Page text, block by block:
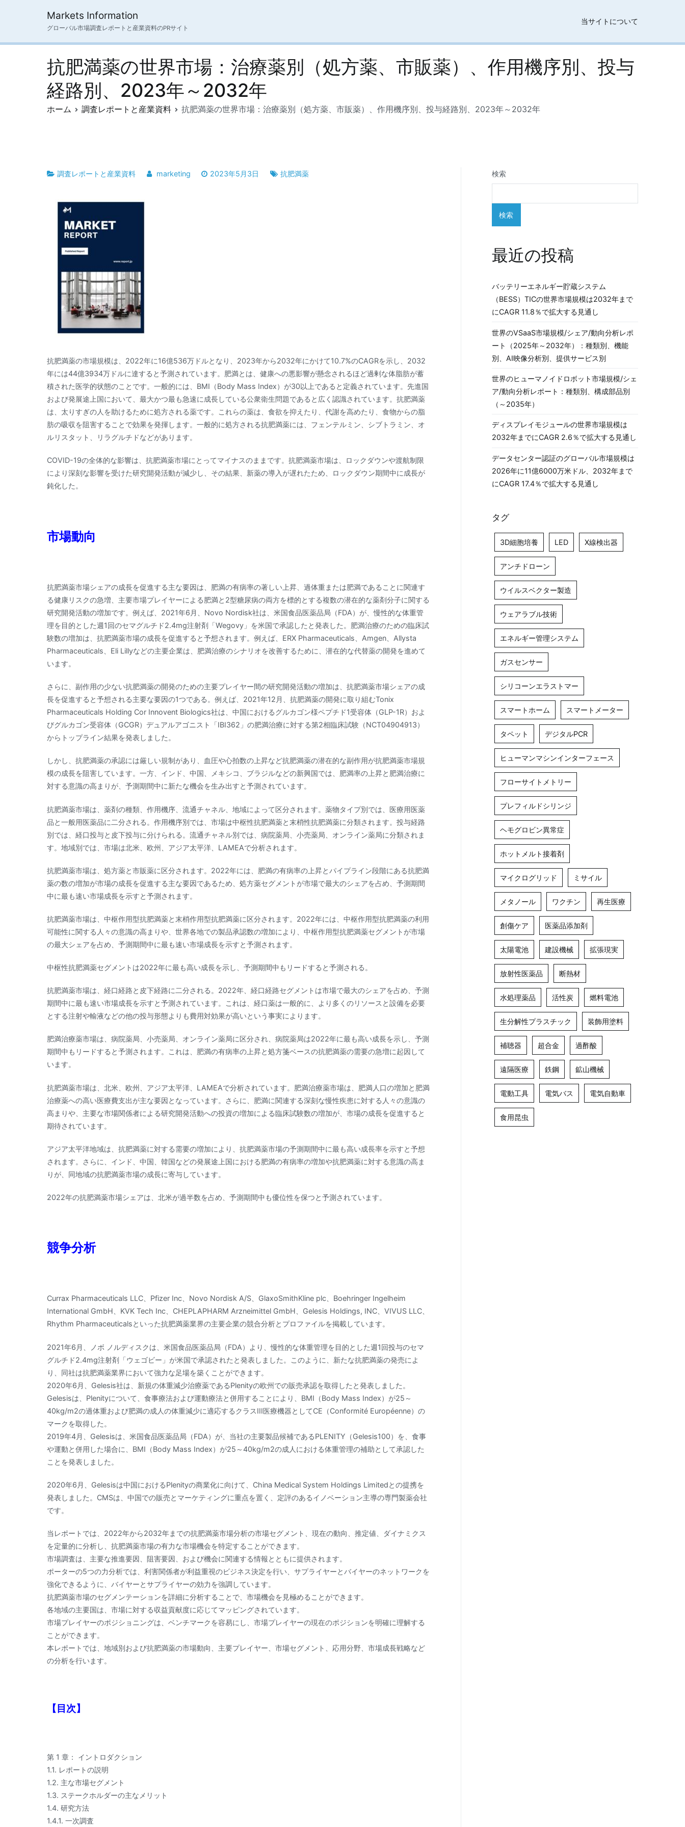
ス
Markets Information
グローバル市場調査レポートと産業資料のPRサイト
当サイトについて
抗肥満薬の世界市場：治療薬別（処方薬、市販薬）、作用機序別、投与
経路別、2023年～2032年
ホーム 調査レポートと産業資料 抗肥満薬の世界市場：治療薬別（処方薬、市販薬）、作用機序別、投与経路別、2023年～2032年
調査レポートと産業資料 marketing 2023年5月3日 抗肥満薬
抗肥満薬の市場規模は、2022年に16億536万ドルとなり、2023年から2032年にかけて10.7%のCAGRを示し、2032
年には44億3934万ドルに達すると予測されています。肥満とは、健康への悪影響が懸念されるほど過剰な体脂肪が蓄
積された医学的状態のことです。一般的には、BMI（Body Mass Index）が30以上であると定義されています。先進国
および発展途上国において、最大かつ最も急速に成長している公衆衛生問題であると広く認識されています。抗肥満薬
は、太りすぎの人を助けるために処方される薬です。これらの薬は、食欲を抑えたり、代謝を高めたり、食物からの脂
肪の吸収を阻害することで効果を発揮します。一般的に処方される抗肥満薬には、フェンテルミン、シブトラミン、オ
ルリスタット、リラグルチドなどがあります。
COVID-19の全体的な影響は、抗肥満薬市場にとってマイナスのままです。抗肥満薬市場は、ロックダウンや渡航制限
により深刻な影響を受けた研究開発活動が減少し、その結果、新薬の導入が遅れたため、ロックダウン期間中に成長が
鈍化した。
市場動向
抗肥満薬市場シェアの成長を促進する主な要因は、肥満の有病率の著しい上昇、過体重または肥満であることに関連す
る健康リスクの急増、主要市場プレイヤーによる肥満と2型糖尿病の両方を標的とする複数の潜在的な薬剤分子に関する
研究開発活動の増加です。例えば、2021年6月、Novo Nordisk社は、米国食品医薬品局（FDA）が、慢性的な体重管
理を目的とした週1回のセマグルチド2.4mg注射剤「Wegovy」を米国で承認したと発表した。肥満治療のための臨床試
験数の増加は、抗肥満薬市場の成長を促進すると予想されます。例えば、ERX Pharmaceuticals、Amgen、Allysta
Pharmaceuticals、Eli Lillyなどの主要企業は、肥満治療のシナリオを改善するために、潜在的な代替薬の開発を進めて
います。
さらに、副作用の少ない抗肥満薬の開発のための主要プレイヤー間の研究開発活動の増加は、抗肥満薬市場シェアの成
長を促進すると予想される主要な要因の1つである。例えば、2021年12月、抗肥満薬の開発に取り組むTonix
Pharmaceuticals Holding Cor Innovent Biologics社は、中国におけるグルカゴン様ペプチド1受容体（GLP-1R）およ
びグルカゴン受容体（GCGR）デュアルアゴニスト「IBI362」の肥満治療に対する第2相臨床試験（NCT04904913）
からトップライン結果を発表しました。
しかし、抗肥満薬の承認には厳しい規制があり、血圧や心拍数の上昇など抗肥満薬の潜在的な副作用が抗肥満薬市場規
模の成長を阻害しています。一方、インド、中国、メキシコ、ブラジルなどの新興国では、肥満率の上昇と肥満治療に
対する意識の高まりが、予測期間中に新たな機会を生み出すと予測されています。
抗肥満薬市場は、薬剤の種類、作用機序、流通チャネル、地域によって区分されます。薬物タイプ別では、医療用医薬
品と一般用医薬品に二分される。作用機序別では、市場は中枢性抗肥満薬と末梢性抗肥満薬に分類されます。投与経路
別では、経口投与と皮下投与に分けられる。流通チャネル別では、病院薬局、小売薬局、オンライン薬局に分類されま
す。地域別では、市場は北米、欧州、アジア太平洋、LAMEAで分析されます。
抗肥満薬市場は、処方薬と市販薬に区分されます。2022年には、肥満の有病率の上昇とパイプライン段階にある抗肥満
薬の数の増加が市場の成長を促進する主な要因であるため、処方薬セグメントが市場で最大のシェアを占め、予測期間
中に最も速い市場成長を示すと予測されます。
抗肥満薬市場は、中枢作用型抗肥満薬と末梢作用型抗肥満薬に区分されます。2022年には、中枢作用型抗肥満薬の利用
可能性に関する人々の意識の高まりや、世界各地での製品承認数の増加により、中枢作用型抗肥満薬セグメントが市場
の最大シェアを占め、予測期間中に最も速い市場成長を示すと予測されます。
中枢性抗肥満薬セグメントは2022年に最も高い成長を示し、予測期間中もリードすると予測される。
抗肥満薬市場は、経口経路と皮下経路に二分される。2022年、経口経路セグメントは市場で最大のシェアを占め、予測
期間中に最も速い市場成長を示すと予測されています。これは、経口薬は一般的に、より多くのリソースと設備を必要
とする注射や輸液などの他の投与形態よりも費用対効果が高いという事実によります。
肥満治療薬市場は、病院薬局、小売薬局、オンライン薬局に区分され、病院薬局は2022年に最も高い成長を示し、予測
期間中もリードすると予測されます。これは、肥満の有病率の上昇と処方箋ベースの抗肥満薬の需要の急増に起因して
います。
抗肥満薬市場は、北米、欧州、アジア太平洋、LAMEAで分析されています。肥満治療薬市場は、肥満人口の増加と肥満
治療薬への高い医療費支出が主な要因となっています。さらに、肥満に関連する深刻な慢性疾患に対する人々の意識の
高まりや、主要な市場関係者による研究開発活動への投資の増加による臨床試験数の増加が、市場の成長を促進すると
期待されています。
アジア太平洋地域は、抗肥満薬に対する需要の増加により、抗肥満薬市場の予測期間中に最も高い成長率を示すと予想
されます。さらに、インド、中国、韓国などの発展途上国における肥満の有病率の増加や抗肥満薬に対する意識の高ま
りが、同地域の抗肥満薬市場の成長に寄与しています。
2022年の抗肥満薬市場シェアは、北米が過半数を占め、予測期間中も優位性を保つと予測されています。
競争分析
Currax Pharmaceuticals LLC、Pfizer Inc、Novo Nordisk A/S、GlaxoSmithKline plc、Boehringer Ingelheim
International GmbH、KVK Tech Inc、CHEPLAPHARM Arzneimittel GmbH、Gelesis Holdings, INC、VIVUS LLC、
Rhythm Pharmaceuticalsといった抗肥満薬業界の主要企業の競合分析とプロファイルを掲載しています。
2021年6月、ノボ ノルディスクは、米国食品医薬品局（FDA）より、慢性的な体重管理を目的とした週1回投与のセマ
グルチド2.4mg注射剤「ウェゴビー」が米国で承認されたと発表しました。このように、新たな抗肥満薬の発売によ
り、同社は抗肥満薬業界において強力な足場を築くことができます。
2020年6月、Gelesis社は、新規の体重減少治療薬であるPlenityの欧州での販売承認を取得したと発表しました。
Gelesisは、Plenityについて、食事療法および運動療法と併用することにより、BMI（Body Mass Index）が25～
40kg/m2の過体重および肥満の成人の体重減少に適応するクラスIII医療機器としてCE（Conformité Européenne）の
マークを取得した。
2019年4月、Gelesisは、米国食品医薬品局（FDA）が、当社の主要製品候補であるPLENITY（Gelesis100）を、食事
や運動と併用した場合に、BMI（Body Mass Index）が25～40kg/m2の成人における体重管理の補助として承認した
ことを発表しました。
2020年6月、Gelesisは中国におけるPlenityの商業化に向けて、China Medical System Holdings Limitedとの提携を
発表しました。CMSは、中国での販売とマーケティングに重点を置く、定評のあるイノベーション主導の専門製薬会社
です。
当レポートでは、2022年から2032年までの抗肥満薬市場分析の市場セグメント、現在の動向、推定値、ダイナミクス
を定量的に分析し、抗肥満薬市場の有力な市場機会を特定することができます。
市場調査は、主要な推進要因、阻害要因、および機会に関連する情報とともに提供されます。
ポーターの5つの力分析では、利害関係者が利益重視のビジネス決定を行い、サプライヤーとバイヤーのネットワークを
強化できるように、バイヤーとサプライヤーの効力を強調しています。
抗肥満薬市場のセグメンテーションを詳細に分析することで、市場機会を見極めることができます。
各地域の主要国は、市場に対する収益貢献度に応じてマッピングされています。
市場プレイヤーのポジショニングは、ベンチマークを容易にし、市場プレイヤーの現在のポジションを明確に理解する
ことができます。
本レポートでは、地域別および抗肥満薬の市場動向、主要プレイヤー、市場セグメント、応用分野、市場成長戦略など
の分析を行います。
【目次】
第 1 章： イントロダクション
1.1. レポートの説明
1.2. 主な市場セグメント
1.3. ステークホルダーの主なメリット
1.4. 研究方法
1.4.1. 一次調査
検索
検索
最近の投稿
バッテリーエネルギー貯蔵システム
（BESS）TICの世界市場規模は2032年まで
にCAGR 11.8％で拡大する見通し
世界のVSaaS市場規模/シェア/動向分析レポ
ート（2025年～2032年）：種類別、機能
別、AI映像分析別、提供サービス別
世界のヒューマノイドロボット市場規模/シェ
ア/動向分析レポート：種類別、構成部品別
（～2035年）
ディスプレイモジュールの世界市場規模は
2032年までにCAGR 2.6％で拡大する見通し
データセンター認証のグローバル市場規模は
2026年に11億6000万米ドル、2032年まで
にCAGR 17.4％で拡大する見通し
タグ
3D細胞培養 LED X線検出器
アンチドローン
ウイルスベクター製造
ウェアラブル技術
エネルギー管理システム
ガスセンサー
シリコーンエラストマー
スマートホーム スマートメーター
タペット デジタルPCR
ヒューマンマシンインターフェース
フローサイトメトリー
プレフィルドシリンジ
ヘモグロビン異常症
ホットメルト接着剤
マイクログリッド ミサイル
メタノール ワクチン 再生医療
創傷ケア 医薬品添加剤
太陽電池 建設機械 拡張現実
放射性医薬品 断熱材
水処理薬品 活性炭 燃料電池
生分解性プラスチック 装飾用塗料
補聴器 超合金 過酢酸
遠隔医療 鉄鋼 鉱山機械
電動工具 電気バス 電気自動車
食用昆虫